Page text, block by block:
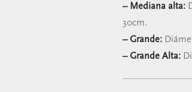
– Mediana alta:
30cm.
– Grande:
– Grande Alta: